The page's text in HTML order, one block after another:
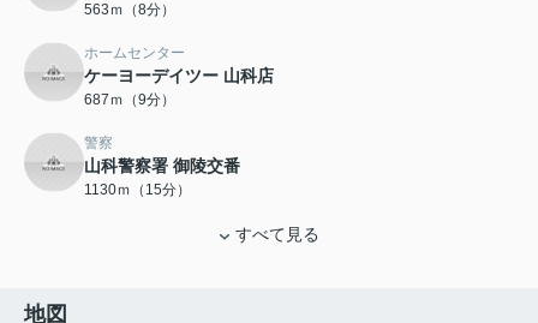
563ｍ（8分）
ホームセンター
ケーヨーデイツー 山科店
687ｍ（9分）
警察
山科警察署 御陵交番
1130ｍ（15分）
すべて見る
地図